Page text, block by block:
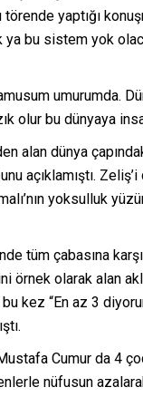
yaptığı
ya bu sistem yok
umurumda.
olur bu dünyaya
alan dünya
açıklamıştı.
yoksulluk
tüm çabasına
örnek olarak alan
kez “En az 3
Cumur da 4
nüfusun